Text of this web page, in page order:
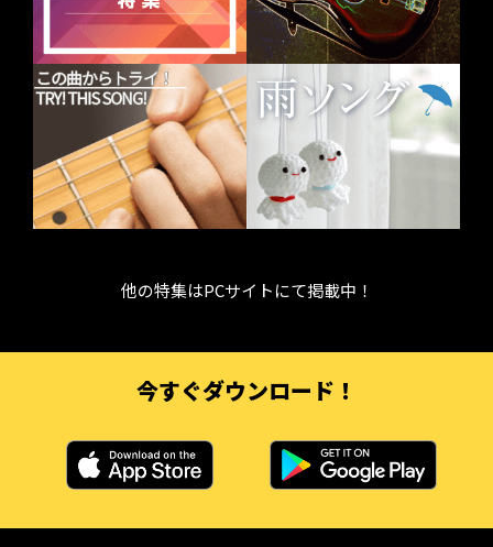
他の特集はPCサイトにて掲載中！
今すぐダウンロード！